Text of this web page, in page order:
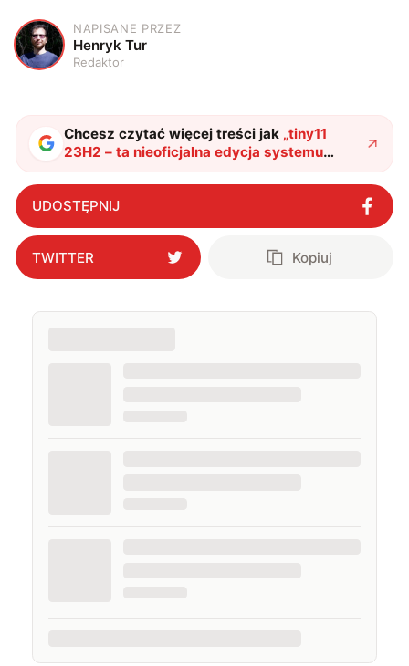
H
NAPISANE PRZEZ
Henryk Tur
Redaktor
Chcesz czytać więcej treści jak „tiny11
23H2 – ta nieoficjalna edycja systemu
Windows może Ci się spodobać"?
UDOSTĘPNIJ
TWITTER Kopiuj